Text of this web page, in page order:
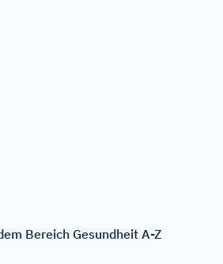
Bereich Gesundheit A-Z